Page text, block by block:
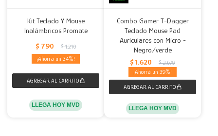
Kit Teclado Y Mouse
Inalámbricos Promate
$ 790 $ 1.210
34
LLEGA HOY MVD
Combo Gamer T-Dagger
Teclado Mouse Pad
Auriculares con Micro -
Negro/verde
$ 1.620 $ 2.679
39
LLEGA HOY MVD